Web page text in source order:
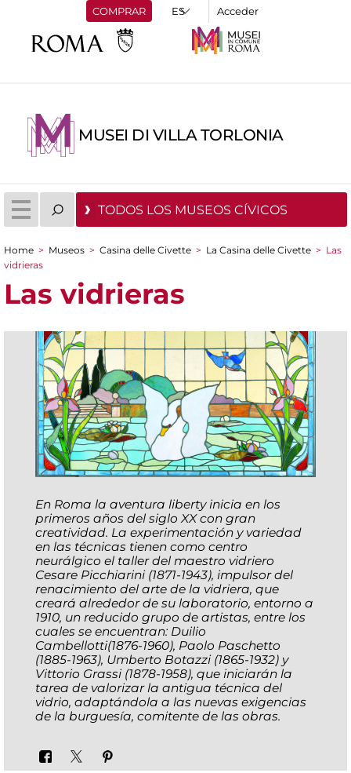
COMPRAR Acceder
MUSEI DI VILLA TORLONIA
TODOS LOS MUSEOS CÍVICOS
You are here
Home > Museos > Casina delle Civette > La Casina delle Civette > Las
vidrieras
Las vidrieras
En Roma la aventura liberty inicia en los
primeros años del siglo XX con gran
creatividad. La experimentación y variedad
en las técnicas tienen como centro
neurálgico el taller del maestro vidriero
Cesare Picchiarini (1871-1943), impulsor del
renacimiento del arte de la vidriera, que
creará alrededor de su laboratorio, entorno a
1910, un reducido grupo de artistas, entre los
cuales se encuentran: Duilio
Cambellotti(1876-1960), Paolo Paschetto
(1885-1963), Umberto Botazzi (1865-1932) y
Vittorio Grassi (1878-1958), que iniciarán la
tarea de valorizar la antigua técnica del
vidrio, adaptándola a las nuevas exigencias
de la burguesía, comitente de las obras.